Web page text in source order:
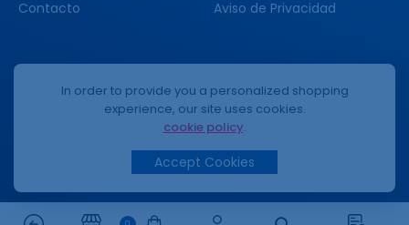
Contacto
Aviso de Privacidad
(+52) 3332336557
In order to provide you a personalized shopping
experience, our site uses cookies.
cookie policy.
Accept Cookies